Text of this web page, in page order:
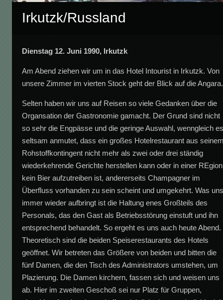
Irkutzk/Russland
Dienstag 12. Juni 1990, Irkutzk
Am Abend ziehen wir um in das Hotel Intourist in Irkutzk. Von
unsere Zimmer im vierten Stock geht der Blick auf die Angara.
Selten haben wir uns auf Reisen so viele Gedanken über die
Organsation der Gastronomie gamacht. Der Grund sind nicht
so sehr die Engpässe und die geringe Auswahl, wenngleich
seltsam anmutet, dass ein großes Hotelrestaurant aus
Rohstoffkontingent nicht mehr als zwei oder drei ständig
wiederkehrende Gerichte herstellen kann oder in einer REgion
kein Bier aufzutreiben ist, andererseits Champagner im
Überfluss vorhanden zu sein scheint und umgekehrt. Was
immer wieder aufbringt ist die Haltung enes Großteils des
Personals, das den Gast als Betriebsstörung einstuft und ihn
entsprechend behandelt. So ergeht es uns auch heute Abend.
Theoretisch sind die beiden Speiserestaurants des Hotels
geöffnet. Wir betreten das Größere von beiden und bitten die
fünf Damen, die den Tisch des Administrators umstehen, um
Plazierung. Die Damen kirchern, fassen sich und weisen uns
ab. Hier im zweiten Geschoß sei nur Platz für Gruppen,